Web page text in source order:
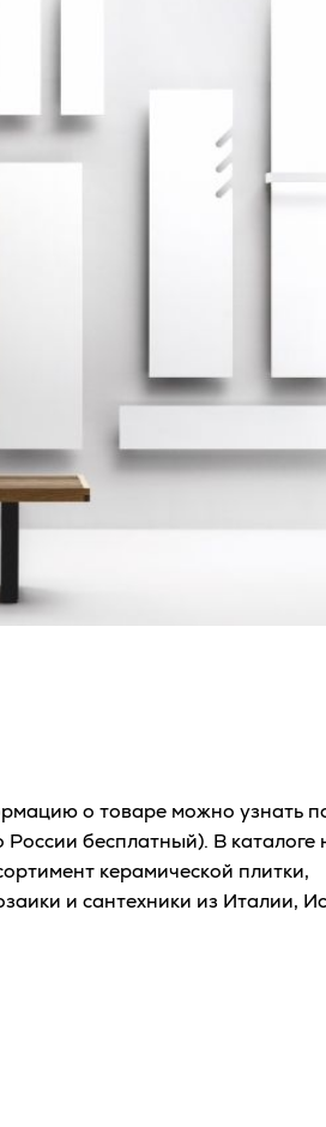
о товаре можно узнать
бесплатный). В каталоге
керамической плитки,
и сантехники из Италии,